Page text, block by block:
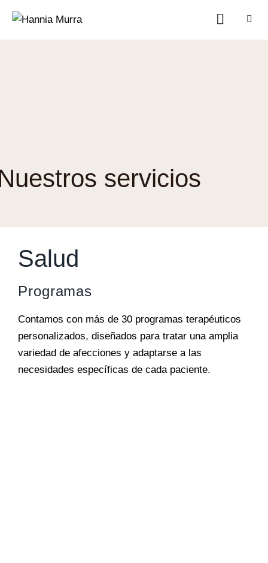
servicios
Salud
Programas
Contamos con más de 30 programas terapéuticos
personalizados, diseñados para tratar una amplia
variedad de afecciones y adaptarse a las
necesidades específicas de cada paciente.